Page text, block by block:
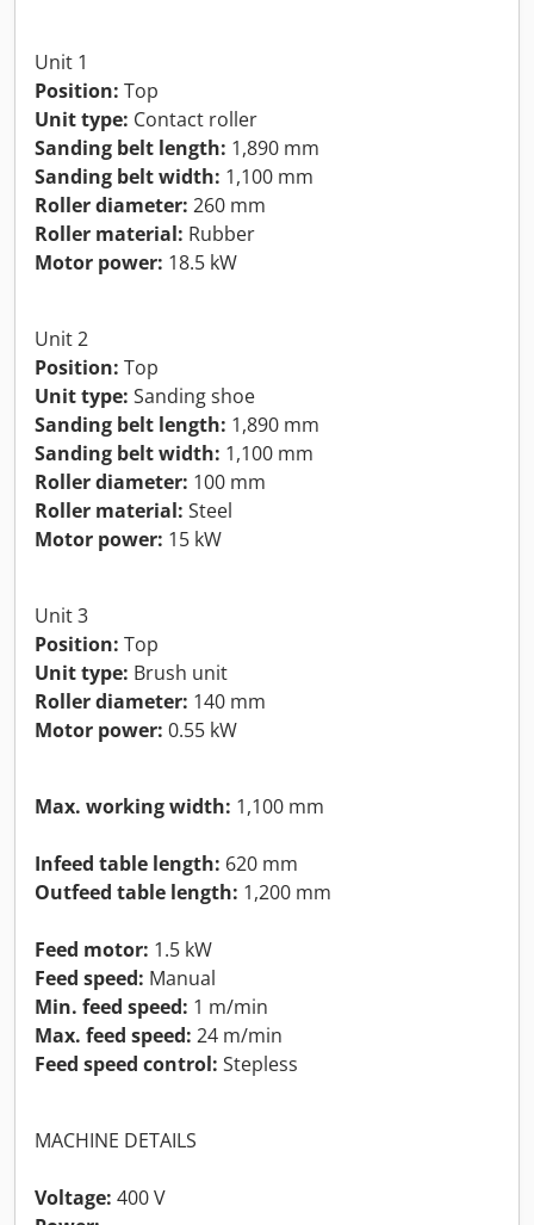
Unit 1
Position: Top
Unit type: Contact roller
Sanding belt length: 1,890 mm
Sanding belt width: 1,100 mm
Roller diameter: 260 mm
Roller material: Rubber
Motor power: 18.5 kW
Unit 2
Position: Top
Unit type: Sanding shoe
Sanding belt length: 1,890 mm
Sanding belt width: 1,100 mm
Roller diameter: 100 mm
Roller material: Steel
Motor power: 15 kW
Unit 3
Position: Top
Unit type: Brush unit
Roller diameter: 140 mm
Motor power: 0.55 kW
Max. working width: 1,100 mm
Infeed table length: 620 mm
Outfeed table length: 1,200 mm
Feed motor: 1.5 kW
Feed speed: Manual
Min. feed speed: 1 m/min
Max. feed speed: 24 m/min
Feed speed control: Stepless
MACHINE DETAILS
Voltage: 400 V